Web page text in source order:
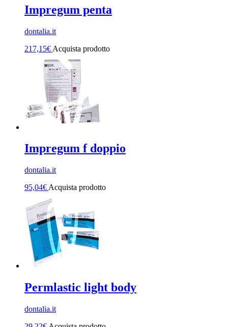
Impregum penta
dontalia.it
217,15€ Acquista prodotto
Impregum f doppio
dontalia.it
95,04€ Acquista prodotto
Permlastic light body
dontalia.it